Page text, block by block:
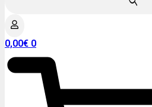
0,00€ 0